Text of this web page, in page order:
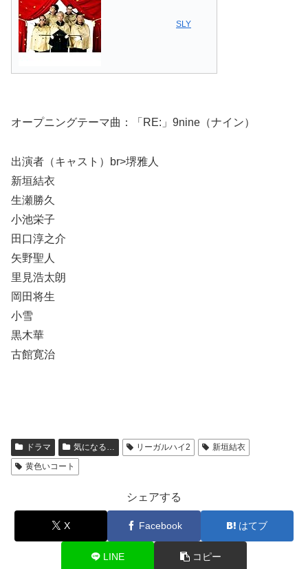
SLY
オープニングテーマ曲：「RE:」9nine（ナイン）
出演者（キャスト）br>堺雅人
新垣結衣
生瀬勝久
小池栄子
田口淳之介
矢野聖人
里見浩太朗
岡田将生
小雪
黒木華
古館寛治
ドラマ 気になる… リーガルハイ2
新垣結衣
黄色いコート
シェアする
X Facebook はてブ
LINE コピー